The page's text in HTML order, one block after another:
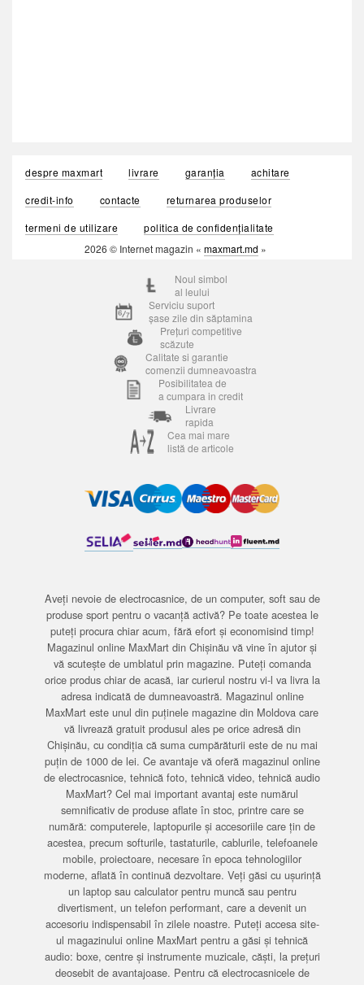
despre maxmart livrare garanția
achitare
credit-info
contacte
returnarea produselor
termeni de utilizare
politica de confidențialitate
2026 © Internet magazin « maxmart.md »
Noul simbol
al leului
Serviciu suport
șase zile din săptamina
Prețuri competitive
scăzute
Calitate si garantie
comenzii dumneavoastra
Posibilitatea de
a cumpara in credit
Livrare
rapida
Cea mai mare
listă de articole
Aveți nevoie de electrocasnice, de un computer, soft sau de
produse sport pentru o vacanță activă? Pe toate acestea le
puteți procura chiar acum, fără efort și economisind timp!
Magazinul online MaxMart din Chișinău vă vine în ajutor și
vă scutește de umblatul prin magazine. Puteți comanda
orice produs chiar de acasă, iar curierul nostru vi-l va livra la
adresa indicată de dumneavoastră. Magazinul online
MaxMart este unul din puținele magazine din Moldova care
vă livrează gratuit produsul ales pe orice adresă din
Chișinău, cu condiția că suma cumpărăturii este de nu mai
puțin de 1000 de lei. Ce avantaje vă oferă magazinul online
de electrocasnice, tehnică foto, tehnică video, tehnică audio
MaxMart? Cel mai important avantaj este numărul
semnificativ de produse aflate în stoc, printre care se
numără: computerele, laptopurile și accesoriile care țin de
acestea, precum softurile, tastaturile, cablurile, telefoanele
mobile, proiectoare, necesare în epoca tehnologiilor
moderne, aflată în continuă dezvoltare. Veți găsi cu ușurință
un laptop sau calculator pentru muncă sau pentru
divertisment, un telefon performant, care a devenit un
accesoriu indispensabil în zilele noastre. Puteți accesa site-
ul magazinului online MaxMart pentru a găsi și tehnică
audio: boxe, centre și instrumente muzicale, căști, la prețuri
deosebit de avantajoase. Pentru că electrocasnicele de